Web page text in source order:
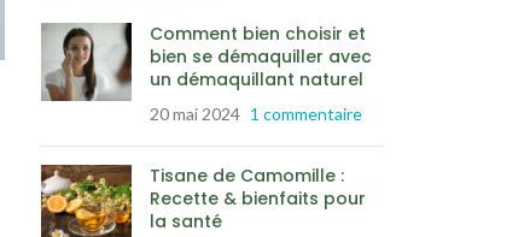
Comment bien choisir et
bien se démaquiller avec
un démaquillant naturel
20 mai 2024 1 commentaire
Tisane de Camomille :
Recette & bienfaits pour
la santé